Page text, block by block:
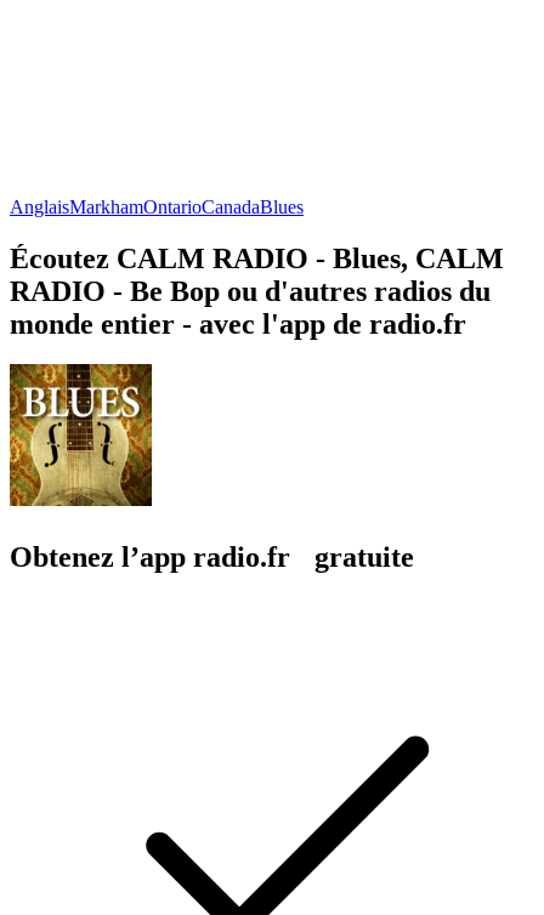
AnglaisMarkhamOntarioCanadaBlues
Écoutez CALM RADIO - Blues, CALM
RADIO - Be Bop ou d'autres radios du
monde entier - avec l'app de radio.fr
Obtenez l’app radio.fr gratuite